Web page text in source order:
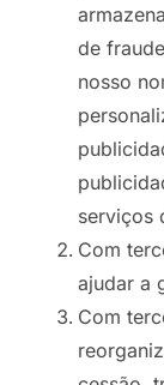
de
nosso
serviços
Com
ajudar a
Com